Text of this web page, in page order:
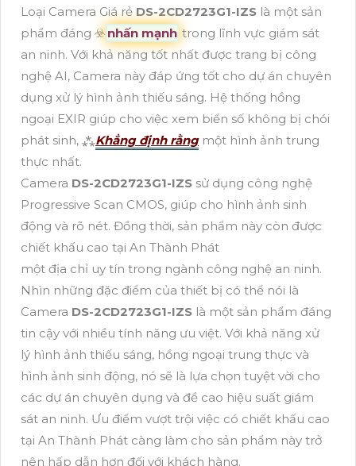
Loại Camera Giá rẻ DS-2CD2723G1-IZS là một sản
phẩm đáng ☣️ nhấn mạnh trong lĩnh vực giám sát
an ninh. Với khả năng tốt nhất được trang bị công
nghệ AI, Camera này đáp ứng tốt cho dự án chuyên
dụng xử lý hình ảnh thiếu sáng. Hệ thống hồng
ngoại EXIR giúp cho việc xem biển số không bị chói
phát sinh, ⁂Khẳng định rằngmột hình ảnh trung
thực nhất.
Camera DS-2CD2723G1-IZS sử dụng công nghệ
Progressive Scan CMOS, giúp cho hình ảnh sinh
động và rõ nét. Đồng thời, sản phẩm này còn được
chiết khấu cao tại An Thành Phát
một địa chỉ uy tín trong ngành công nghệ an ninh.
Nhìn những đặc điểm của thiết bị có thể nói là
Camera DS-2CD2723G1-IZS là một sản phẩm đáng
tin cậy với nhiều tính năng ưu việt. Với khả năng xử
lý hình ảnh thiếu sáng, hồng ngoại trung thực và
hình ảnh sinh động, nó sẽ là lựa chọn tuyệt vời cho
các dự án chuyên dụng và đề cao hiệu suất giám
sát an ninh. Ưu điểm vượt trội việc có chiết khấu cao
tại An Thành Phát càng làm cho sản phẩm này trở
nên hấp dẫn hơn đối với khách hàng.